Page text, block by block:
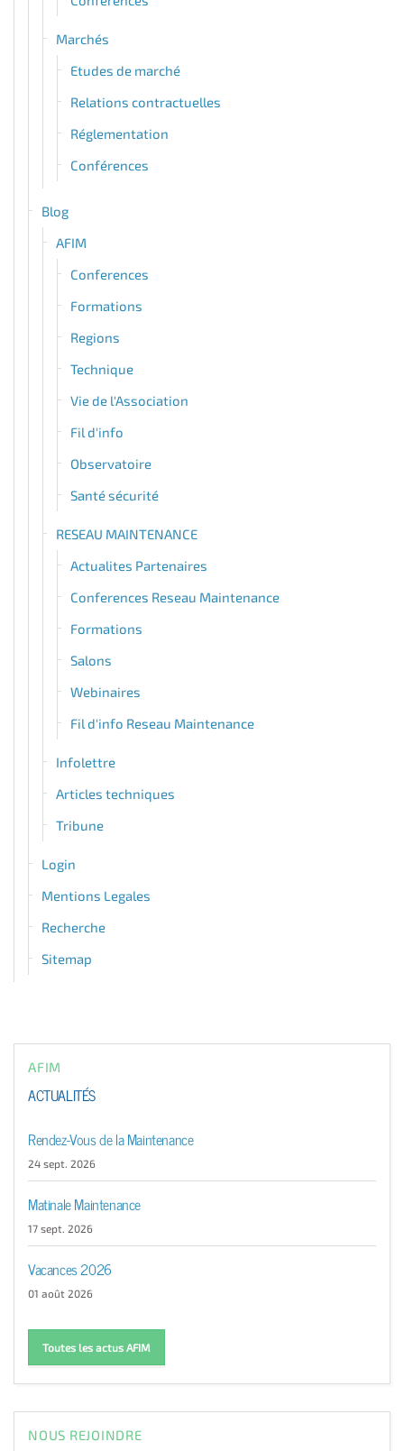
Marchés
Etudes de marché
Relations contractuelles
Réglementation
Conférences
Blog
AFIM
Conferences
Formations
Regions
Technique
Vie de l'Association
Fil d'info
Observatoire
Santé sécurité
RESEAU MAINTENANCE
Actualites Partenaires
Conferences Reseau Maintenance
Formations
Salons
Webinaires
Fil d'info Reseau Maintenance
Infolettre
Articles techniques
Tribune
Login
Mentions Legales
Recherche
Sitemap
AFIM
ACTUALITÉS
Rendez-Vous de la Maintenance
24 sept. 2026
Matinale Maintenance
17 sept. 2026
Vacances 2026
01 août 2026
Toutes les actus AFIM
NOUS REJOINDRE